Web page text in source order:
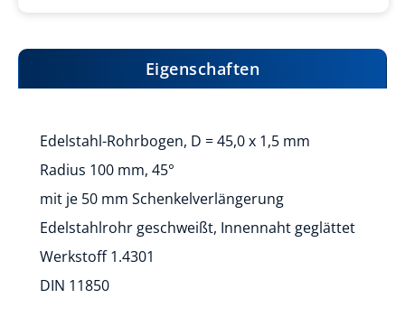
Eigenschaften
Edelstahl-Rohrbogen, D = 45,0 x 1,5 mm
Radius 100 mm, 45°
mit je 50 mm Schenkelverlängerung
Edelstahlrohr geschweißt, Innennaht geglättet
Werkstoff 1.4301
DIN 11850